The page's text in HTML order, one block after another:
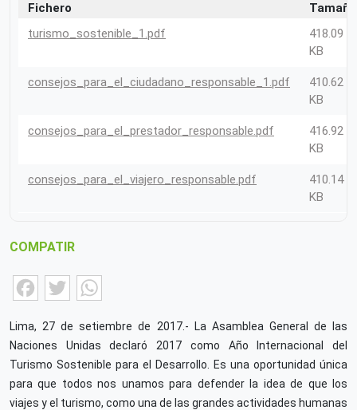
Fichero
Tamaño
turismo_sostenible_1.pdf
418.09
KB
consejos_para_el_ciudadano_responsable_1.pdf
410.62
KB
consejos_para_el_prestador_responsable.pdf
416.92
KB
consejos_para_el_viajero_responsable.pdf
410.14
KB
COMPATIR
Facebook
Twitter
Lima, 27 de setiembre de 2017.- La Asamblea General de las
Naciones Unidas declaró 2017 como Año Internacional del
Turismo Sostenible para el Desarrollo. Es una oportunidad única
para que todos nos unamos para defender la idea de que los
viajes y el turismo, como una de las grandes actividades humanas